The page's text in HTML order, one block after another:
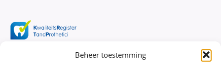
Beheer toestemming